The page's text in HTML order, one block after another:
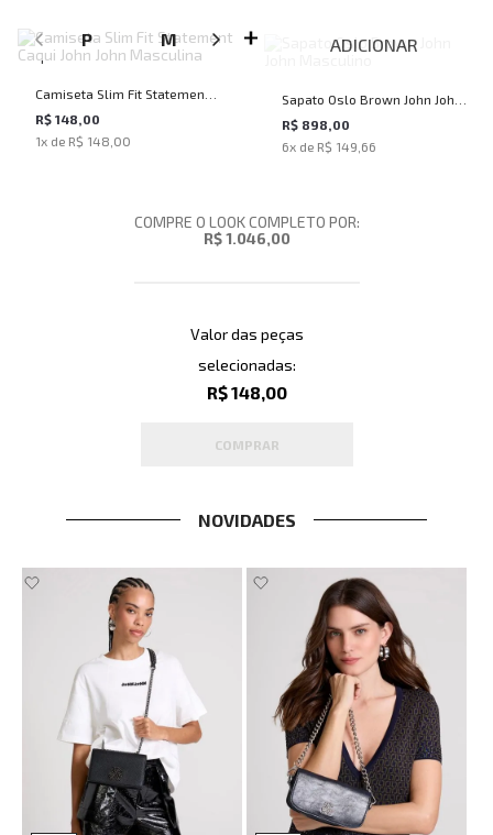
P M G GG
Camiseta Slim Fit Statement
Caqui John John Masculina
R$ 148,00
1x de R$ 148,00
ADICIONAR
Sapato Oslo Brown John John
Masculino
R$ 898,00
6x de R$ 149,66
COMPRE O LOOK COMPLETO POR:
R$ 1.046,00
Valor das peças
selecionadas:
R$ 148,00
COMPRAR
NOVIDADES